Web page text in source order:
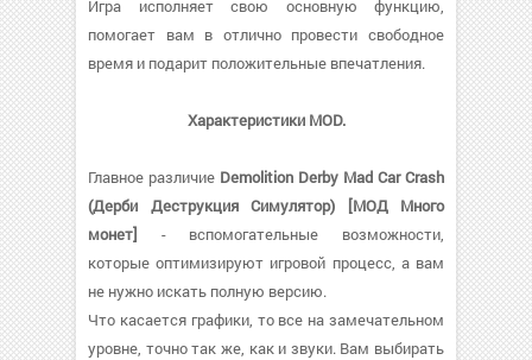
Игра исполняет свою основную функцию,
помогает вам в отлично провести свободное
время и подарит положительные впечатления.
Характеристики MOD.
Главное различие Demolition Derby Mad Car Crash
(Дерби Деструкция Симулятор) [МОД Много
монет] - вспомогательные возможности,
которые оптимизируют игровой процесс, а вам
не нужно искать полную версию.
Что касается графики, то все на замечательном
уровне, точно так же, как и звуки. Вам выбирать